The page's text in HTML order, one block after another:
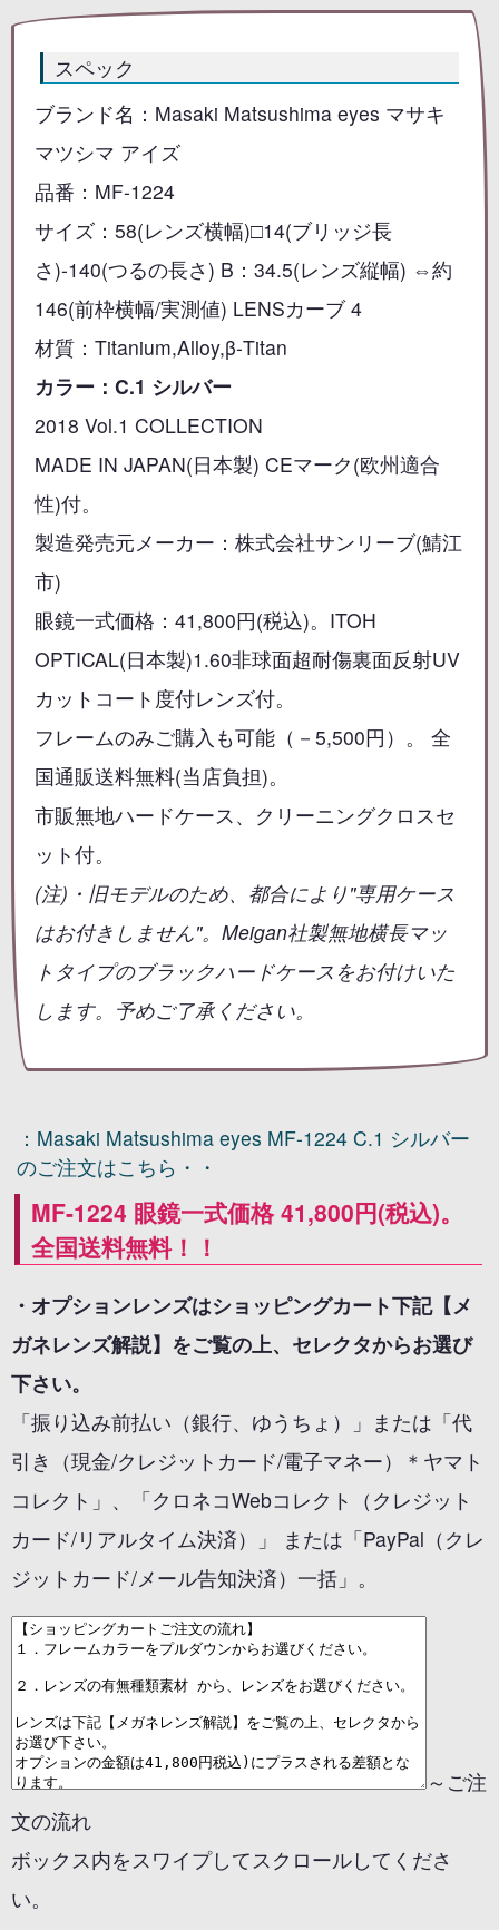
スペック
ブランド名：Masaki Matsushima eyes マサキ
マツシマ アイズ
品番：MF-1224
サイズ：58(レンズ横幅)□14(ブリッジ長
さ)-140(つるの長さ) B：34.5(レンズ縦幅) ⇔約
146(前枠横幅/実測値) LENSカーブ 4
材質：Titanium,Alloy,β-Titan
カラー：C.1 シルバー
2018 Vol.1 COLLECTION
MADE IN JAPAN(日本製) CEマーク(欧州適合
性)付。
製造発売元メーカー：株式会社サンリーブ(鯖江
市)
眼鏡一式価格：41,800円(税込)。ITOH
OPTICAL(日本製)1.60非球面超耐傷裏面反射UV
カットコート度付レンズ付。
フレームのみご購入も可能（－5,500円）。 全
国通販送料無料(当店負担)。
市販無地ハードケース、クリーニングクロスセ
ット付。
(注)・旧モデルのため、都合により"専用ケース
はお付きしません"。Meigan社製無地横長マッ
トタイプのブラックハードケースをお付けいた
します。予めご了承ください。
：Masaki Matsushima eyes MF-1224 C.1 シルバー
のご注文はこちら・・
MF-1224 眼鏡一式価格 41,800円(税込)。
全国送料無料！！
・オプションレンズはショッピングカート下記【メ
ガネレンズ解説】をご覧の上、セレクタからお選び
下さい。
「振り込み前払い（銀行、ゆうちょ）」または「代
引き（現金/クレジットカード/電子マネー）＊ヤマト
コレクト」、「クロネコWebコレクト（クレジット
カード/リアルタイム決済）」 または「PayPal（クレ
ジットカード/メール告知決済）一括」。
～ご注
文の流れ
ボックス内をスワイプしてスクロールしてくださ
い。